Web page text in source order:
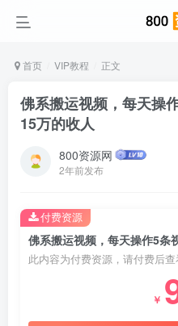
首页 VIP教程 正文
佛系搬运视频，每天操
15万的收人
800资源网
2年前发布
佛系搬运视频，每天操作5条
此内容为付费资源，请付费后查
￥
付费资源